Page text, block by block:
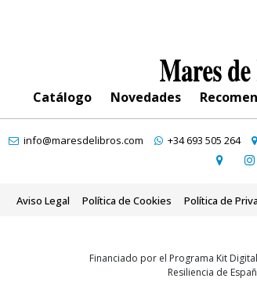
Catálogo Novedades
info@maresdelibros.com +34 693 505 264
Aviso Legal Política de Cookies Política de
Financiado por el Programa Kit
Resiliencia de